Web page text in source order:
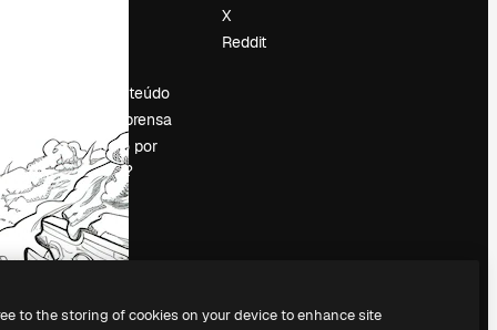
Vender conteúdo
Sala de imprensa
Procurando por
magnific.ai?
X
Reddit
to the storing of cookies on your device to enhance site